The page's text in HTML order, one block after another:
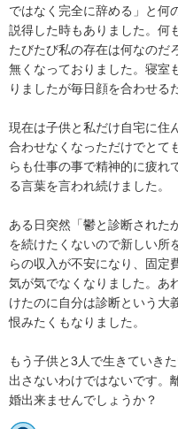
ではなく完全に辞める」と何
説得した時もありました。何
たびたび私の存在は何なのだ
無くなっておりました。寝室
りましたが毎日顔を合わせる
現在は子供と私だけ自宅に住
合わせなくなっただけでとて
らも仕事の事で精神的に疲れ
る言葉を言われ続けました。
ある日突然「鬱と診断された
を続けたくないので新しい所
らの収入が不安になり、固定
気が気でなくなりました。あ
けたのに自分は診断という大
恨みたくもなりました。
もう子供と3人で生きていき
出さないわけではないです。
婚出来ませんでしょうか？